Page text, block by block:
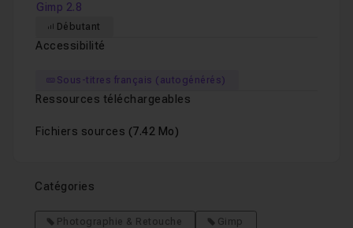
Gimp 2.8
Débutant
Accessibilité
Sous-titres français (autogénérés)
Ressources téléchargeables
Fichiers sources (7.42 Mo)
Catégories
Photographie & Retouche
Gimp